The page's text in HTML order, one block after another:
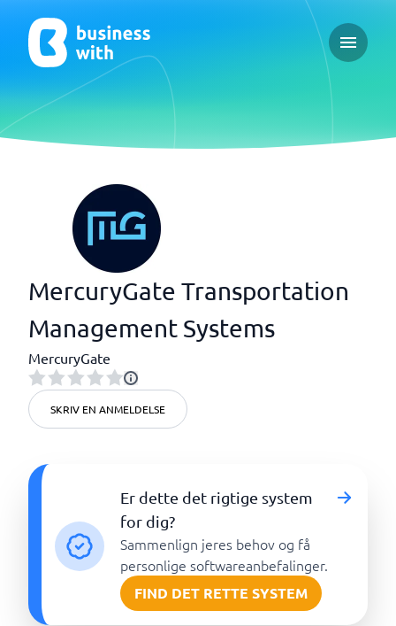
Open
MercuryGate Transportation
Management Systems
MercuryGate
SKRIV EN ANMELDELSE
Er dette det rigtige system
for dig?
Sammenlign jeres behov og få
personlige softwareanbefalinger.
FIND DET RETTE SYSTEM